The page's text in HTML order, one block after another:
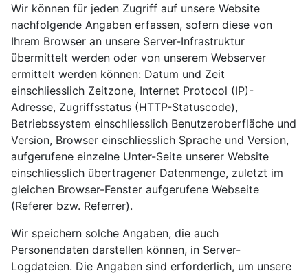
Wir können für jeden Zugriff auf unsere Website
nachfolgende Angaben erfassen, sofern diese von
Ihrem Browser an unsere Server-Infrastruktur
übermittelt werden oder von unserem Webserver
ermittelt werden können: Datum und Zeit
einschliesslich Zeitzone, Internet Protocol (IP)-
Adresse, Zugriffsstatus (HTTP-Statuscode),
Betriebssystem einschliesslich Benutzeroberfläche und
Version, Browser einschliesslich Sprache und Version,
aufgerufene einzelne Unter-Seite unserer Website
einschliesslich übertragener Datenmenge, zuletzt im
gleichen Browser-Fenster aufgerufene Webseite
(Referer bzw. Referrer).
Wir speichern solche Angaben, die auch
Personendaten darstellen können, in Server-
Logdateien. Die Angaben sind erforderlich, um unsere